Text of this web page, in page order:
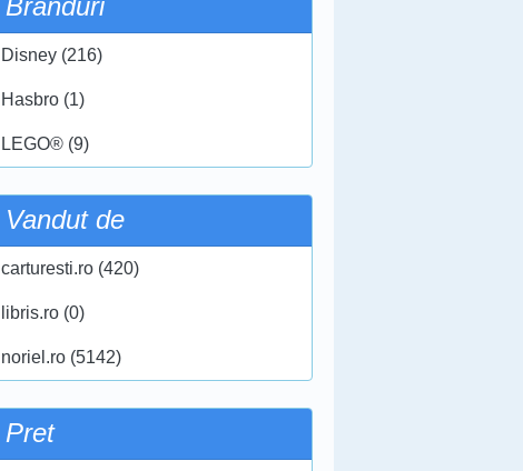
Branduri
Disney (216)
Hasbro (1)
LEGO® (9)
Vandut de
carturesti.ro (420)
libris.ro (0)
noriel.ro (5142)
Pret